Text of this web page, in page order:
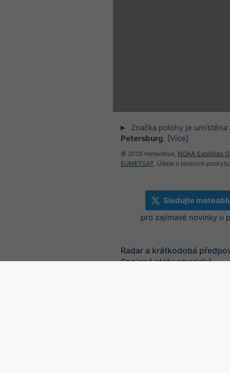
Značka polohy je
Petersburg. [Více]
© 2026 meteoblue, NOAA Satellites
EUMETSAT. Údaje o blescích
Sledujte
pro zajímavé novinky o
Radar a krátkodobá
Spojené státy americké